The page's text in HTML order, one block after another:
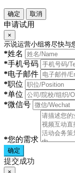
确定 取消
申请试用
×
示说运营小组将尽快与
*姓名
*手机号码
*电子邮件
*职位
*单位
*微信号
*您的需求
确定
提交成功